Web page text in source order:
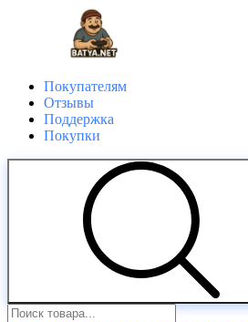
Покупателям
Отзывы
Поддержка
Покупки